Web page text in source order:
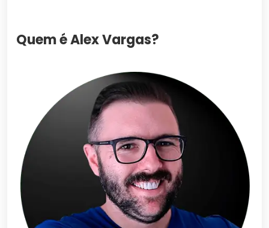
Quem é Alex Vargas?